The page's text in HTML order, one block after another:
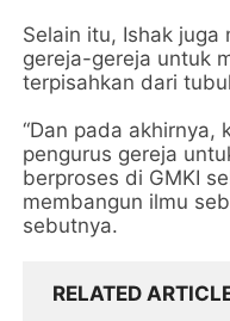
Selain itu, Ishak juga
gereja-gereja untuk
terpisahkan dari
“Dan pada akhirnya,
pengurus gereja
berproses di GMKI
membangun ilmu
sebutnya.
RELATED